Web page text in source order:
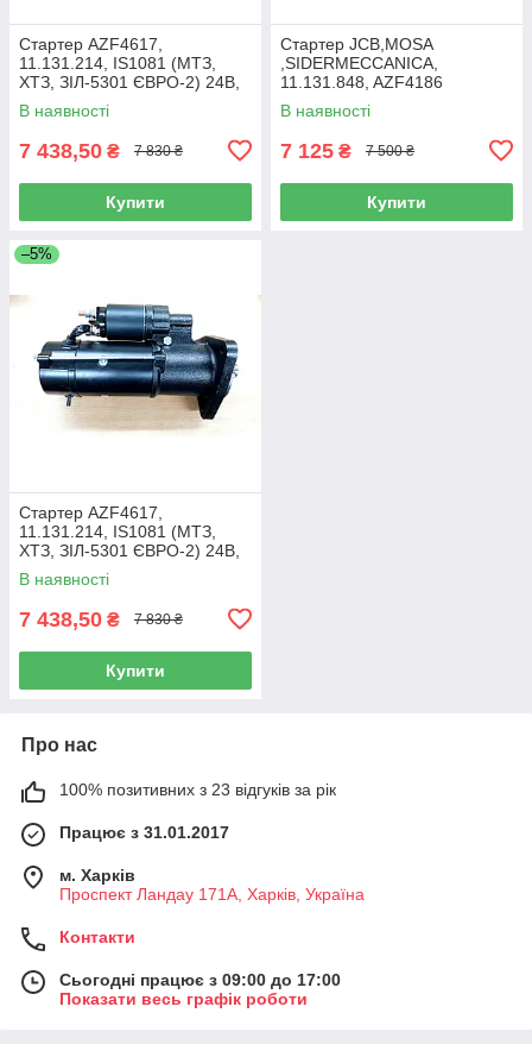
Стартер AZF4617,
11.131.214, IS1081 (МТЗ,
ХТЗ, ЗІЛ-5301 ЄВРО-2) 24В,
5,5 кВт, 10Z
В наявності
7 438,50 ₴ 7 830 ₴
Купити
Стартер JCB,MOSA
,SIDERMECCANICA,
11.131.848, AZF4186
,AZF4224,12V-4.2 kW
В наявності
7 125 ₴ 7 500 ₴
Купити
–5%
Стартер AZF4617,
11.131.214, IS1081 (МТЗ,
ХТЗ, ЗІЛ-5301 ЄВРО-2) 24В,
5,5 кВт, 10Z
В наявності
7 438,50 ₴ 7 830 ₴
Купити
Про нас
100% позитивних з 23 відгуків за рік
Працює з 31.01.2017
м. Харків
Проспект Ландау 171А, Харків, Україна
Контакти
Сьогодні працює з 09:00 до 17:00
Показати весь графік роботи